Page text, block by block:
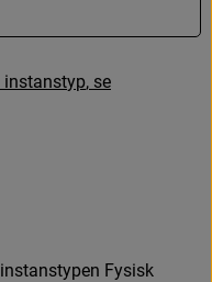
instanstyp, se
instanstypen Fysisk